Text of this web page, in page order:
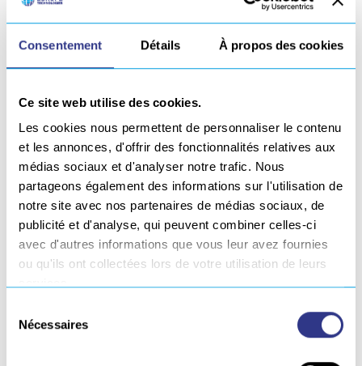
Consentement Détails À propos des cookies
Ce site web utilise des cookies.
Les cookies nous permettent de personnaliser le contenu
et les annonces, d'offrir des fonctionnalités relatives aux
médias sociaux et d'analyser notre trafic. Nous
partageons également des informations sur l'utilisation de
notre site avec nos partenaires de médias sociaux, de
publicité et d'analyse, qui peuvent combiner celles-ci
avec d'autres informations que vous leur avez fournies
ou qu'ils ont collectées lors de votre utilisation de leurs
Nécessaires
synergies entre les 2 entités, nous permet d’accroître
projets grâce à des capacités d’innovations et de services
supplémentaires.
Cette nouvelle entité s’organise autour de 3 pôles
complémentaires :
Ingénierie White et Blue collar
Industrialisation Produit Process
Fabrication pièces et outillages fil rouge
C’est une véritable entité au service de vos projets qui
L’équipe EUROPE TECHNOLOGIES.